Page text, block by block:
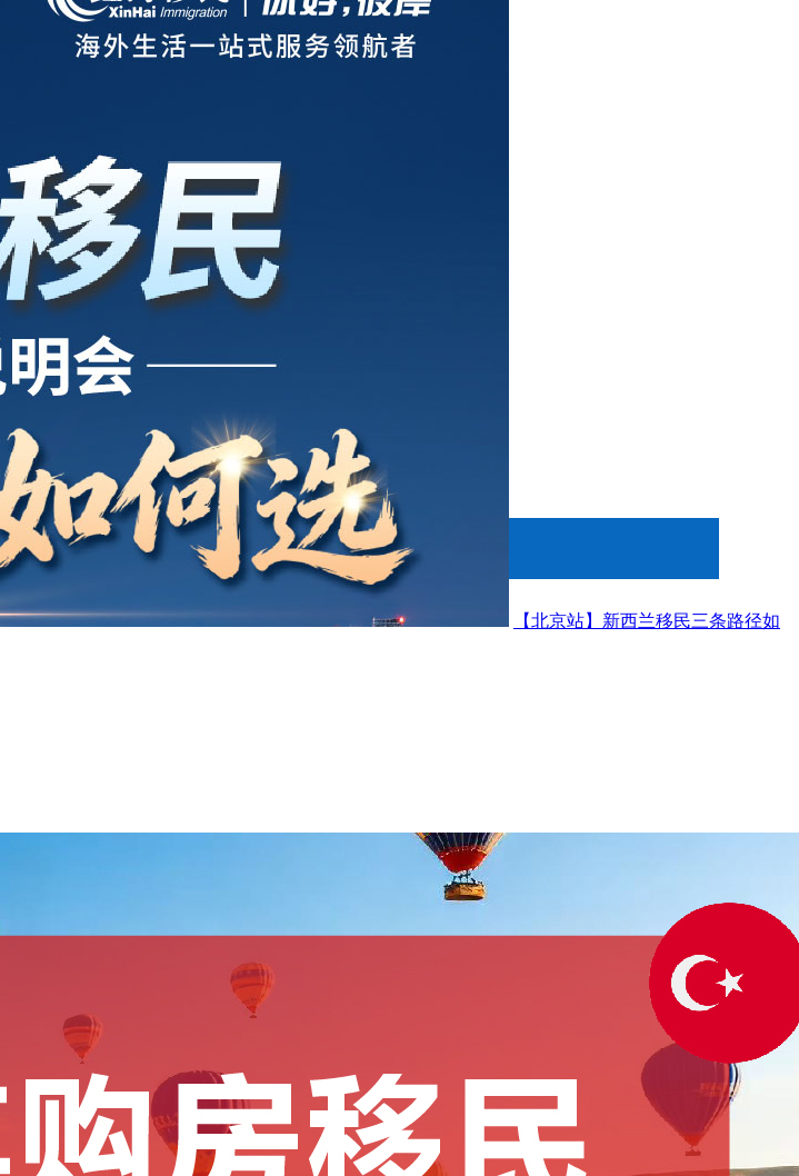
澳洲
加拿大
亚洲
海房
开户
安家
案例
鑫海
【北京站】新西兰移民三条路径如